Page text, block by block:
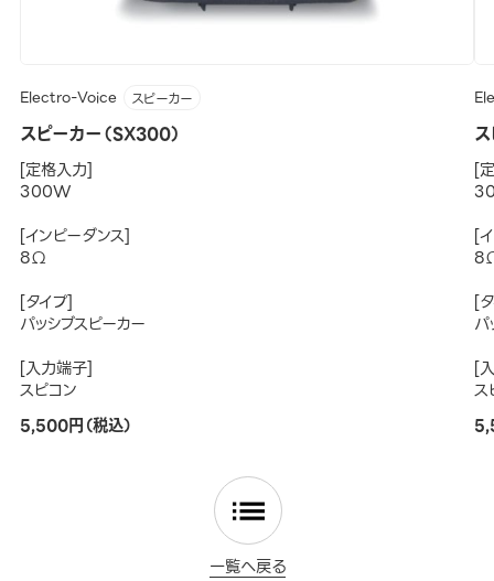
Electro-Voice スピーカー
スピーカー（SX300）
[定格入力]
300W
[インピーダンス]
8Ω
[タイプ]
パッシブスピーカー
[入力端子]
スピコン
5,500円（税込）
[
[
[
パ
[
ス
一覧へ戻る